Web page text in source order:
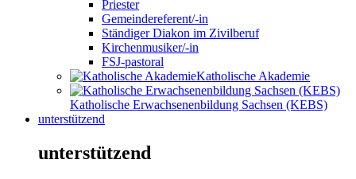
Priester
Gemeindereferent/-in
Ständiger Diakon im Zivilberuf
Kirchenmusiker/-in
FSJ-pastoral
Katholische Akademie
Katholische Erwachsenenbildung Sachsen (KEBS)
unterstützend
unterstützend